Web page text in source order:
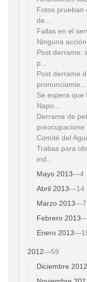
Fotos prueban
de...
Fallas en el
Ninguna
Post derrame:
p...
Post derrame
pronunciamie...
Se espera que
Napo...
Derrame de
preocupacione...
Comité del
Trabas para
ind...
Mayo 2013—4
Abril 2013—14
Marzo 2013—7
Febrero 2013
Enero 2013—
2012—59
Diciembre 2012